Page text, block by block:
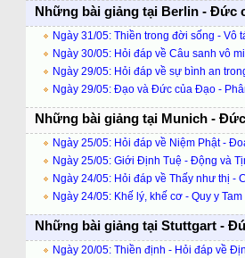
Những bài giảng tại Berlin - Đức
Ngày 31/05: Thiền trong đời sống - Vô
Ngày 30/05: Hỏi đáp về Câu sanh vô
Ngày 29/05: Hỏi đáp về sự bình an
Ngày 29/05: Đạo và Đức của Đạo -
Những bài giảng tại Munich -
Ngày 25/05: Hỏi đáp về Niệm Phật -
Ngày 25/05: Giới Định Tuệ - Động và
Ngày 24/05: Hỏi đáp về Thấy như thị -
Ngày 24/05: Khế lý, khế cơ - Quy y Tam
Những bài giảng tại Stuttgart -
Ngày 20/05: Thiền định - Hỏi đáp về